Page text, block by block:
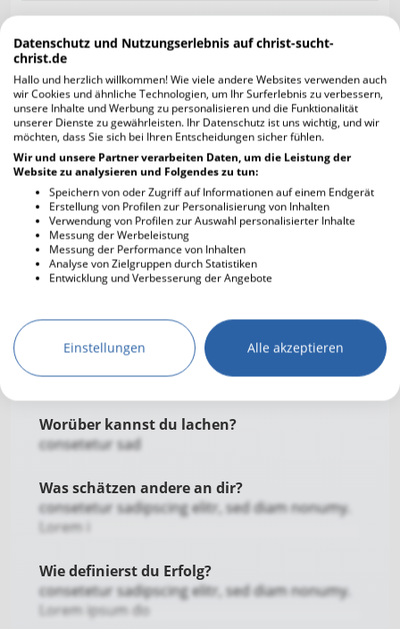
Handwerken
Sport treiben
Tiere
Wandern
Fotografie
Fußball
Rad fahren
Angeln
Backen
Camping
Computerspiele /
Inline Skates
Shoppen
Sprachen lernen
Serien gucken
Gehst du in die Kirche? Wenn ja, wie häufig
und weshalb?
consetetur sadipscing elitr, sed diam nonumy.
Lorem ipsum dolor sit amet, consetetur
sadipscing elitr,
Engagierst du dich in der Gemeinde?
consetetur sadipscing elitr, sed diam no
Was bedeutet dir der christliche Glaube in
deinem Leben?
consetetur sadipscing elitr, sed diam nonumy.
Lorem ipsum dolor sit amet, c
Was ist dir besonders wichtig in einer
Beziehung?
consetetur sadipscing elitr, sed diam nonumy.
Lorem
Worüber kannst du lachen?
consetetur sad
Was schätzen andere an dir?
consetetur sadipscing elitr, sed diam nonumy.
Lorem i
Wie definierst du Erfolg?
consetetur sadipscing elitr, sed diam nonumy.
Lorem ipsum do
Datenschutz und Nutzungserlebnis auf christ-sucht-
christ.de
Hallo und herzlich willkommen! Wie viele andere Websites verwenden auch
wir Cookies und ähnliche Technologien, um Ihr Surferlebnis zu verbessern,
unsere Inhalte und Werbung zu personalisieren und die Funktionalität
unserer Dienste zu gewährleisten. Ihr Datenschutz ist uns wichtig, und wir
möchten, dass Sie sich bei Ihren Entscheidungen sicher fühlen.
Wir und unsere Partner verarbeiten Daten, um die Leistung der
Website zu analysieren und Folgendes zu tun:
Speichern von oder Zugriff auf Informationen auf einem Endgerät
Erstellung von Profilen zur Personalisierung von Inhalten
Verwendung von Profilen zur Auswahl personalisierter Inhalte
Messung der Werbeleistung
Messung der Performance von Inhalten
Analyse von Zielgruppen durch Statistiken
Entwicklung und Verbesserung der Angebote
Einstellungen Alle akzeptieren